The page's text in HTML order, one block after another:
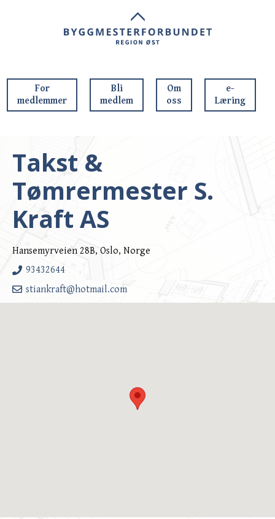
For
medlemmer
Bli
medlem
Om
oss
e-
Læring
Takst &
Tømrermester S.
Kraft AS
Hansemyrveien 28B, Oslo, Norge
93432644
stiankraft@hotmail.com